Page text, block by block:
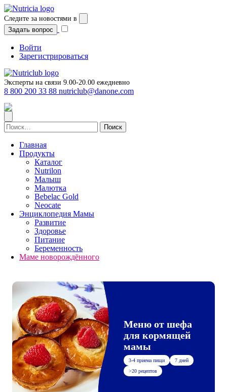
Перейти
к
содержимому
Следите за новостями в
Задать вопрос
Войти
Зарегистрироваться
Эксперты на связи 9.00-20.00 ежедневно
8 800 200 33 88 nutriclub@danone.com
Найти:
Главная
Продукты
Каталог
Nutrilon
Малыш
Малютка
Bebelac Gold
Neocate
Энциклопедия Мамы
Развитие
Здоровье
Питание
Беременность
Маме новорождённого
Меню от шефа
для кормящей
мамы
3-4 приема пищи
7 дней
>20 рецептов